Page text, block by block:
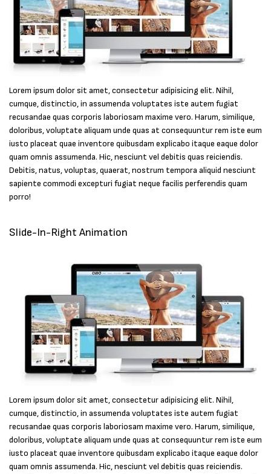
Lorem ipsum dolor sit amet, consectetur adipisicing elit. Nihil,
cumque, distinctio, in assumenda voluptates iste autem fugiat
recusandae quas corporis laboriosam maxime vero. Harum, similique,
doloribus, voluptate aliquam unde quas at consequuntur rem iste eum
iusto placeat quae inventore quibusdam explicabo itaque eaque dolor
quam omnis assumenda. Hic, nesciunt vel debitis quas reiciendis.
Debitis, natus, voluptas, quaerat, nostrum tempora aliquid nesciunt
sapiente commodi excepturi fugiat neque facilis perferendis quam
porro!
Slide-In-Right Animation
Lorem ipsum dolor sit amet, consectetur adipisicing elit. Nihil,
cumque, distinctio, in assumenda voluptates iste autem fugiat
recusandae quas corporis laboriosam maxime vero. Harum, similique,
doloribus, voluptate aliquam unde quas at consequuntur rem iste eum
iusto placeat quae inventore quibusdam explicabo itaque eaque dolor
quam omnis assumenda. Hic, nesciunt vel debitis quas reiciendis.